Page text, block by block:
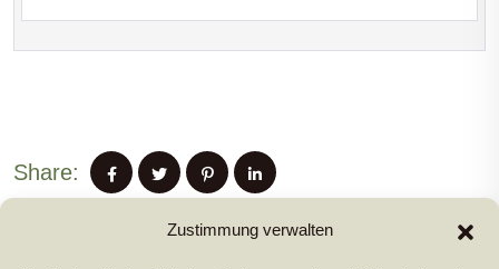
Zustimmung verwalten
Share: